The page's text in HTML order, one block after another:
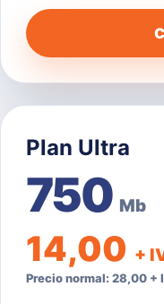
Plan Ultra
750 Mb
14,00 +
Precio normal: 28,00 +